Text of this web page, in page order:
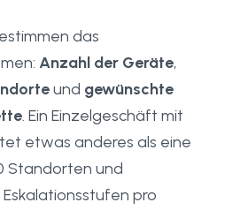
das
Anzahl der Geräte,
und gewünschte
. Ein Einzelgeschäft mit
etwas anderes als eine
Standorten und
pro